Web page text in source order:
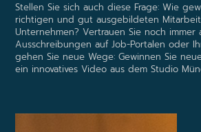
Stellen Sie sich auch diese Frage: Wie
richtigen und gut ausgebildeten
Unternehmen? Vertrauen Sie noch immer
Ausschreibungen auf Job-Portalen oder
gehen Sie neue Wege: Gewinnen Sie
ein innovatives Video aus dem Studio